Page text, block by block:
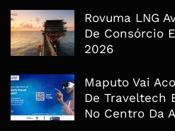
Rovuma LNG
De Consórcio
2026
Maputo Vai
De Traveltech
No Centro Da